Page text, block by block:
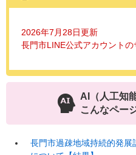
2026年7月28日更新
長門市LINE公式アカウント
AI（人工知
こんなペー
長門市過疎地域持続的発